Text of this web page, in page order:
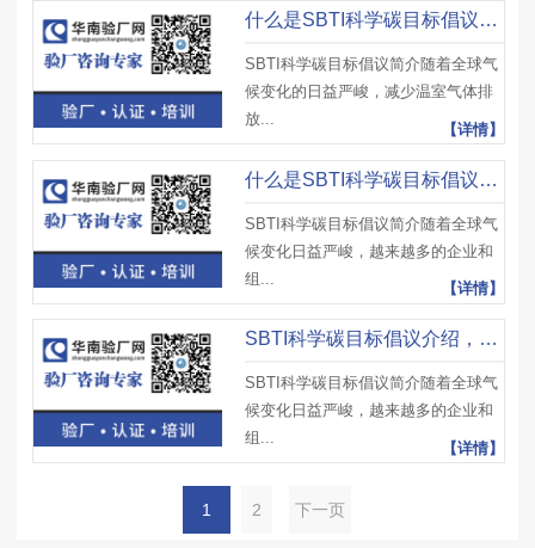
什么是SBTI科学碳目标倡议？SBTI核心要素是什么？有什么意义？
SBTI科学碳目标倡议简介随着全球气
候变化的日益严峻，减少温室气体排
放...
【详情】
什么是SBTI科学碳目标倡议？SBTI主要验什么？SBTI运作分为哪几个阶段？
SBTI科学碳目标倡议简介随着全球气
候变化日益严峻，越来越多的企业和
组...
【详情】
SBTI科学碳目标倡议介绍，SBTI方法框架要素、科学碳目标指定方法及注意事项
SBTI科学碳目标倡议简介随着全球气
候变化日益严峻，越来越多的企业和
组...
【详情】
1 2 下一页